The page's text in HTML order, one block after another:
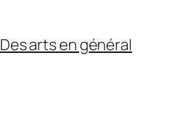
Des arts en général